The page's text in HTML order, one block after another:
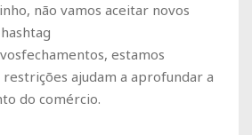
não vamos aceitar novos
estamos
restrições ajudam a aprofundar a
do comércio.